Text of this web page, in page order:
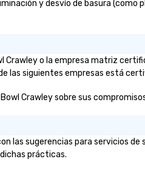
y desvío de basura
Crawley o la empresa matriz
las siguientes empresas está
Crawley sobre sus
las sugerencias para servicios
prácticas.